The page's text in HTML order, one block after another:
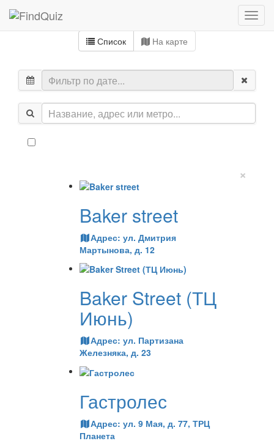
Список На карте
×
Baker street
Адрес: ул. Дмитрия
Мартынова, д. 12
Baker Street (ТЦ
Июнь)
Адрес: ул. Партизана
Железняка, д. 23
Гастролес
Адрес: ул. 9 Мая, д. 77, ТРЦ
Планета